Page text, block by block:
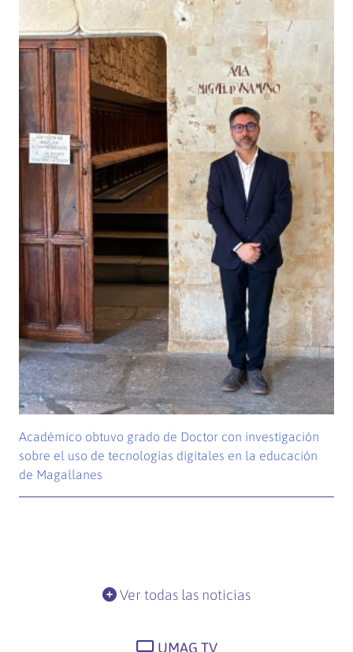
Académico obtuvo grado de Doctor con investigación
sobre el uso de tecnologías digitales en la educación
de Magallanes
Ver todas las noticias
UMAG TV